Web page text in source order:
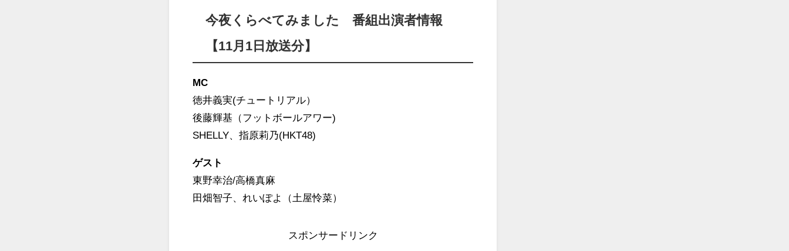
今夜くらべてみました 番組出演者情報
【11月1日放送分】
MC
徳井義実(チュートリアル）
後藤輝基（フットボールアワー)
SHELLY、指原莉乃(HKT48)
ゲスト
東野幸治/高橋真麻
田畑智子、れいぽよ（土屋怜菜）
スポンサードリンク